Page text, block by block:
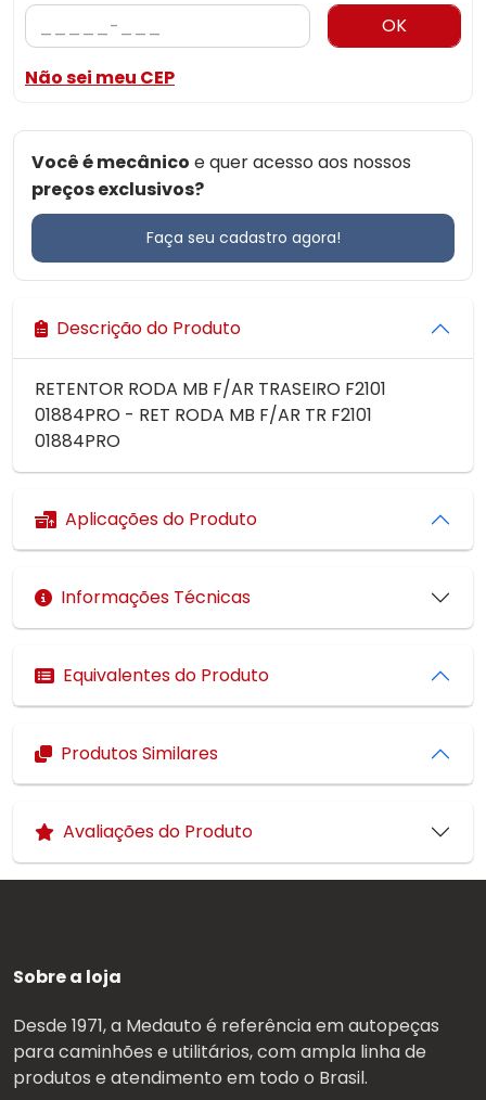
OK
Não sei meu CEP
Você é mecânico e quer acesso aos nossos
preços exclusivos?
Faça seu cadastro agora!
Descrição do Produto
RETENTOR RODA MB F/AR TRASEIRO F2101
01884PRO - RET RODA MB F/AR TR F2101
01884PRO
Aplicações do Produto
Informações Técnicas
Equivalentes do Produto
Produtos Similares
Avaliações do Produto
Sobre a loja
Desde 1971, a Medauto é referência em autopeças
para caminhões e utilitários, com ampla linha de
produtos e atendimento em todo o Brasil.